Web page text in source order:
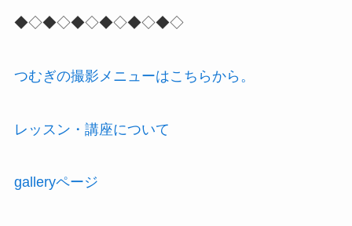
◆◇◆◇◆◇◆◇◆◇◆◇
つむぎの撮影メニューはこちらから。
レッスン・講座について
galleryページ